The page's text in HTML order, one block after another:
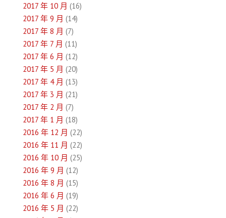
2017 年 10 月 (16)
2017 年 9 月 (14)
2017 年 8 月 (7)
2017 年 7 月 (11)
2017 年 6 月 (12)
2017 年 5 月 (20)
2017 年 4 月 (13)
2017 年 3 月 (21)
2017 年 2 月 (7)
2017 年 1 月 (18)
2016 年 12 月 (22)
2016 年 11 月 (22)
2016 年 10 月 (25)
2016 年 9 月 (12)
2016 年 8 月 (15)
2016 年 6 月 (19)
2016 年 5 月 (22)